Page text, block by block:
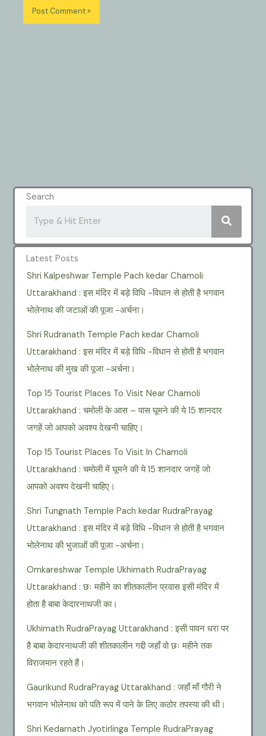
Search
Latest Posts
Shri Kalpeshwar Temple Pach kedar Chamoli
Uttarakhand : इस मंदिर में बड़े विधि -विधान से होती है भगवान
भोलेनाथ की जटाओं की पूजा -अर्चना।
Shri Rudranath Temple Pach kedar Chamoli
Uttarakhand : इस मंदिर में बड़े विधि -विधान से होती है भगवान
भोलेनाथ की मुख की पूजा -अर्चना।
Top 15 Tourist Places To Visit Near Chamoli
Uttarakhand : चमोली के आस – पास घूमने की ये 15 शानदार
जगहें जो आपको अवश्य देखनी चाहिए।
Top 15 Tourist Places To Visit In Chamoli
Uttarakhand : चमोली में घूमने की ये 15 शानदार जगहें जो
आपको अवश्य देखनी चाहिए।
Shri Tungnath Temple Pach kedar RudraPrayag
Uttarakhand : इस मंदिर में बड़े विधि -विधान से होती है भगवान
भोलेनाथ की भुजाओं की पूजा -अर्चना।
Omkareshwar Temple Ukhimath RudraPrayag
Uttarakhand : छः महीने का शीतकालीन प्रवास इसी मंदिर में
होता है बाबा केदारनाथजी का।
Ukhimath RudraPrayag Uttarakhand : इसी पावन धरा पर
है बाबा केदारनाथजी की शीतकालीन गद्दी जहाँ वो छः महीने तक
विराजमान रहते हैं।
Gaurikund RudraPrayag Uttarakhand : जहाँ माँ गौरी ने
भगवान भोलेनाथ को पति रूप में पाने के लिए कठोर तपस्या की थी।
Shri Kedarnath Jyotirlinga Temple RudraPrayag